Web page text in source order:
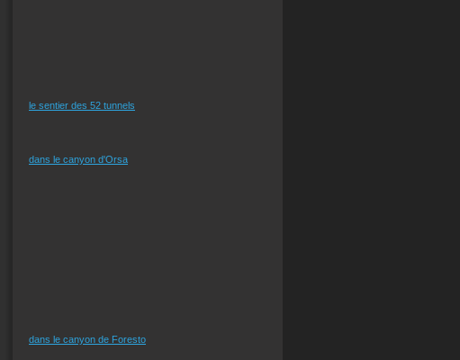
le sentier des 52 tunnels
dans le canyon d'Orsa
dans le canyon de Foresto